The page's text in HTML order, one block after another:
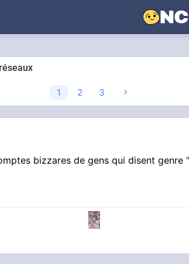
1 2 3
bizzares de gens qui disent